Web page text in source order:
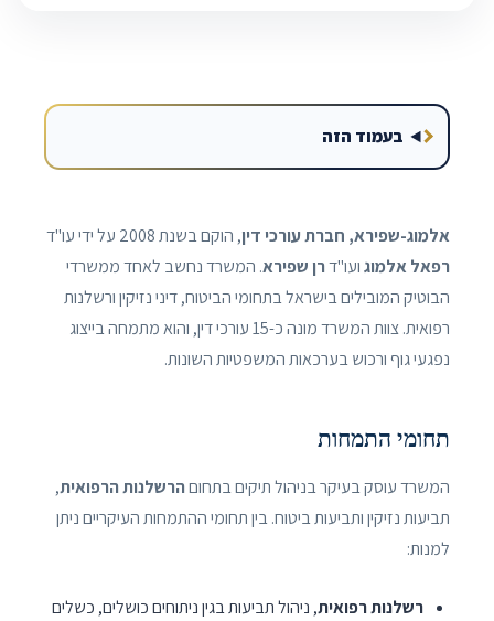
בעמוד הזה
אלמוג-שפירא, חברת עורכי דין, הוקם בשנת 2008 על ידי עו"ד
רפאל אלמוגועו"דרן שפירא. המשרד נחשב לאחד ממשרדי
הבוטיק המובילים בישראל בתחומי הביטוח, דיני נזיקין ורשלנות
רפואית. צוות המשרד מונה כ-15 עורכי דין, והוא מתמחה בייצוג
נפגעי גוף ורכוש בערכאות המשפטיות השונות.
תחומי התמחות
המשרד עוסק בעיקר בניהול תיקים בתחוםהרשלנות הרפואית,
תביעות נזיקין ותביעות ביטוח. בין תחומי ההתמחות העיקריים ניתן
למנות:
רשלנות רפואית, ניהול תביעות בגין ניתוחים כושלים, כשלים